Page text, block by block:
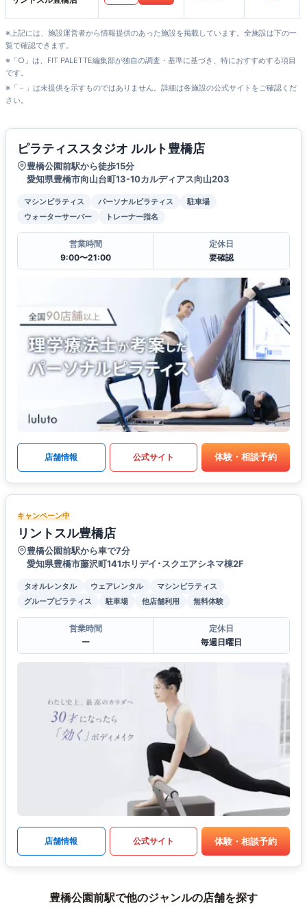
※上記には、施設運営者から情報提供のあった施設を掲載しています。全施設は下の一
覧で確認できます。
※「○」は、FIT PALETTE編集部が独自の調査・基準に基づき、特におすすめする項目
です。
※「－」は未提供を示すものではありません。詳細は各施設の公式サイトをご確認くだ
さい。
ピラティススタジオ ルルト豊橋店
豊橋公園前駅から徒歩15分
愛知県豊橋市向山台町13-10カルディアス向山203
マシンピラティス パーソナルピラティス
駐車場
ウォーターサーバー
トレーナー指名
営業時間
9:00〜21:00
定休日
要確認
店舗情報 公式サイト 体験・相談予約
キャンペーン中
リントスル豊橋店
豊橋公園前駅から車で7分
愛知県豊橋市藤沢町141ホリデイ･スクエアシネマ棟2F
タオルレンタル ウェアレンタル
マシンピラティス
グループピラティス
駐車場 他店舗利用 無料体験
営業時間
ー
定休日
毎週日曜日
店舗情報 公式サイト 体験・相談予約
豊橋公園前駅で他のジャンルの店舗を探す